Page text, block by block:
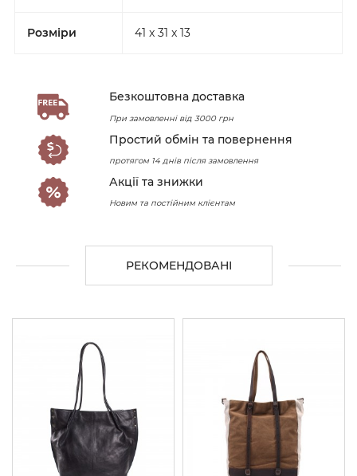
Розміри 41 x 31 x 13
Безкоштовна доставка
При замовленні від 3000 грн
Простий обмін та повернення
протягом 14 днів після замовлення
Акції та знижки
Новим та постійним клієнтам
РЕКОМЕНДОВАНІ